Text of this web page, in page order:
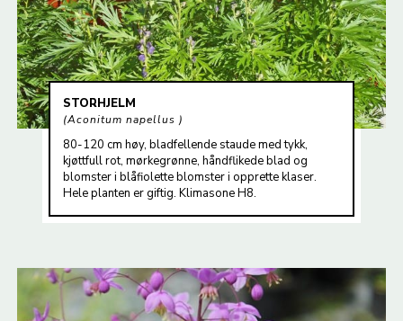
STORHJELM
Aconitum napellus
80-120 cm høy, bladfellende staude med tykk,
kjøttfull rot, mørkegrønne, håndflikede blad og
blomster i blåfiolette blomster i opprette klaser.
Hele planten er giftig. Klimasone H8.